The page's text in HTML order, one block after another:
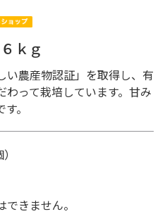
ｋｇ
い農産物認証」を取得し、有
って栽培しています。甘み
。
できません。